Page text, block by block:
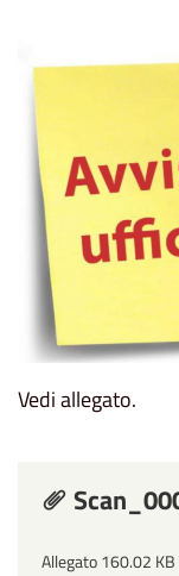
Vedi allegato.
Allegato 160.02